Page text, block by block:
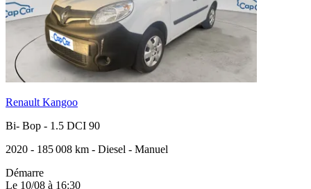
Renault Kangoo
Bi- Bop - 1.5 DCI 90
2020 - 185 008 km - Diesel - Manuel
Démarre
Le 10/08 à 16:30